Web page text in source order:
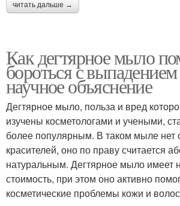
читать дальше →
Как дегтярное мыло
бороться с
научное объяснение
Дегтярное мыло, польза и вред
изучены косметологами и учеными,
более популярным. В таком мыле нет
красителей, оно по праву считается
натуральным. Дегтярное мыло имеет
стоимость, при этом оно активно
косметические проблемы кожи и